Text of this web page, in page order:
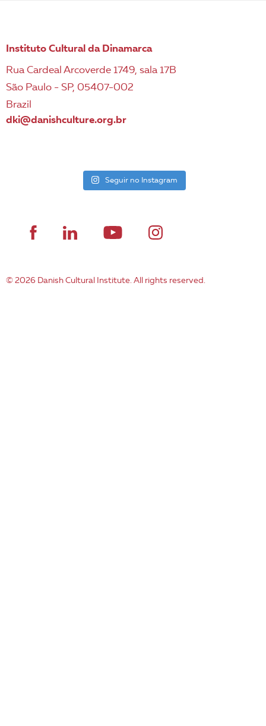
Instituto Cultural da Dinamarca
Rua Cardeal Arcoverde 1749, sala 17B
São Paulo - SP, 05407-002
Brazil
dki@danishculture.org.br
Seguir no Instagram
© 2026 Danish Cultural Institute. All rights reserved.